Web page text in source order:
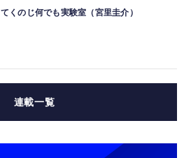
てくのじ何でも実験室（宮里圭介）
連載一覧